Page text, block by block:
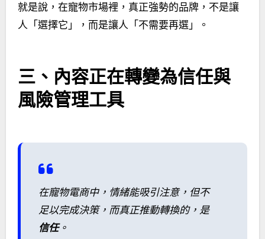
就是說，在寵物市場裡，真正強勢的品牌，不是讓
人「選擇它」，而是讓人「不需要再選」。
三、內容正在轉變為信任與
風險管理工具
在寵物電商中，情緒能吸引注意，但不
足以完成決策，而真正推動轉換的，是
信任。